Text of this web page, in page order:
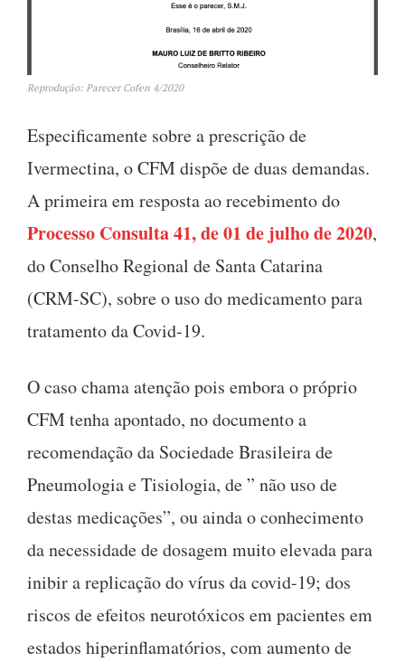
Reprodução: Parecer Cofen 4/2020
Especificamente sobre a prescrição de
Ivermectina, o CFM dispõe de duas demandas.
A primeira em resposta ao recebimento do
Processo Consulta 41, de 01 de julho de 2020,
do Conselho Regional de Santa Catarina
(CRM-SC), sobre o uso do medicamento para
tratamento da Covid-19.
O caso chama atenção pois embora o próprio
CFM tenha apontado, no documento a
recomendação da Sociedade Brasileira de
Pneumologia e Tisiologia, de ” não uso de
destas medicações”, ou ainda o conhecimento
da necessidade de dosagem muito elevada para
inibir a replicação do vírus da covid-19; dos
riscos de efeitos neurotóxicos em pacientes em
estados hiperinflamatórios, com aumento de